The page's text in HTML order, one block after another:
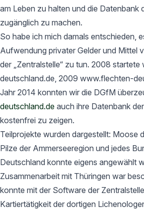
am Leben zu halten und die Datenbank
zugänglich zu machen.
So habe ich mich damals entschieden,
Aufwendung privater Gelder und Mittel
der „Zentralstelle“ zu tun. 2008
deutschland.de, 2009 www.flechten-
Jahr 2014 konnten wir die DGfM
deutschland.de auch ihre Datenbank
kostenfrei zu zeigen.
Teilprojekte wurden dargestellt: Moose
Pilze der Ammerseeregion und jedes
Deutschland konnte eigens angewählt
Zusammenarbeit mit Thüringen war
konnte mit der Software der
Kartiertätigkeit der dortigen